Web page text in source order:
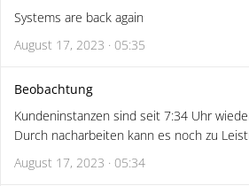
Systems are back again
August 17, 2023 · 05:35
Beobachtung
Kundeninstanzen sind seit 7:34 Uhr
Durch nacharbeiten kann es noch zu
August 17, 2023 · 05:34